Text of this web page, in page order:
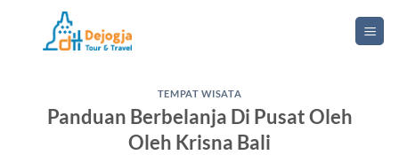
content
TEMPAT WISATA
Panduan Berbelanja Di Pusat Oleh
Oleh Krisna Bali